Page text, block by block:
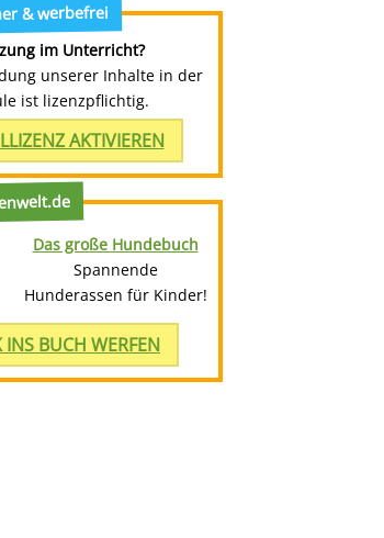
& werbefrei
im Unterricht?
unserer Inhalte in der
ist lizenzpflichtig.
AKTIVIEREN
Das große Hundebuch
Spannende
Hunderassen für Kinder!
INS BUCH WERFEN